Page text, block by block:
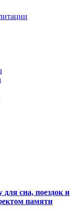
сна, поездок и
памяти